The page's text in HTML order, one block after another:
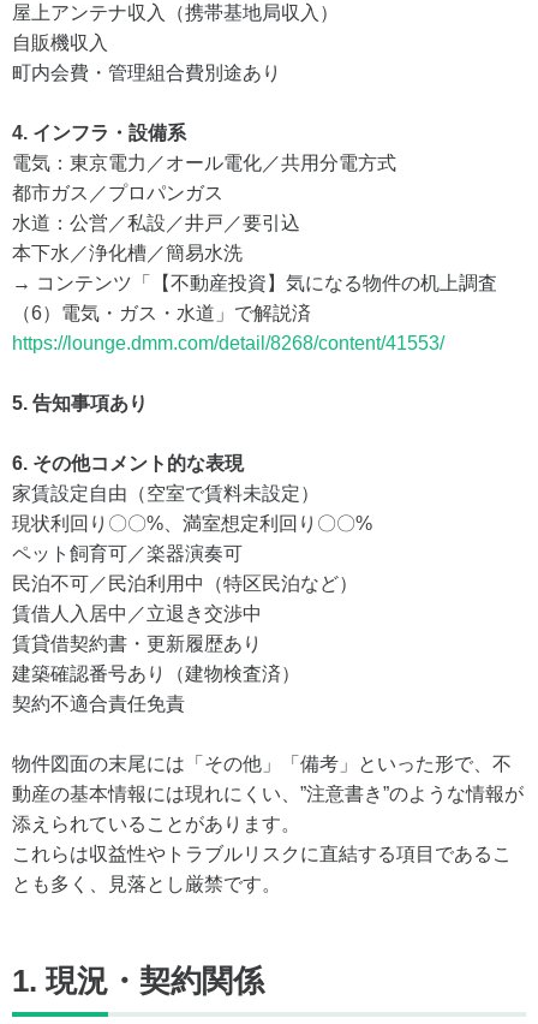
屋上アンテナ収入（携帯基地局収入）
自販機収入
町内会費・管理組合費別途あり
4. インフラ・設備系
電気：東京電力／オール電化／共用分電方式
都市ガス／プロパンガス
水道：公営／私設／井戸／要引込
本下水／浄化槽／簡易水洗
→ コンテンツ「【不動産投資】気になる物件の机上調査
（6）電気・ガス・水道」で解説済
https://lounge.dmm.com/detail/8268/content/41553/
5. 告知事項あり
6. その他コメント的な表現
家賃設定自由（空室で賃料未設定）
現状利回り〇〇%、満室想定利回り〇〇%
ペット飼育可／楽器演奏可
民泊不可／民泊利用中（特区民泊など）
賃借人入居中／立退き交渉中
賃貸借契約書・更新履歴あり
建築確認番号あり（建物検査済）
契約不適合責任免責
物件図面の末尾には「その他」「備考」といった形で、不
動産の基本情報には現れにくい、”注意書き”のような情報が
添えられていることがあります。
これらは収益性やトラブルリスクに直結する項目であるこ
とも多く、見落とし厳禁です。
1. 現況・契約関係